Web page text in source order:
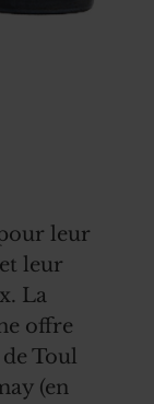
leur
leur
La
offre
Toul
(en